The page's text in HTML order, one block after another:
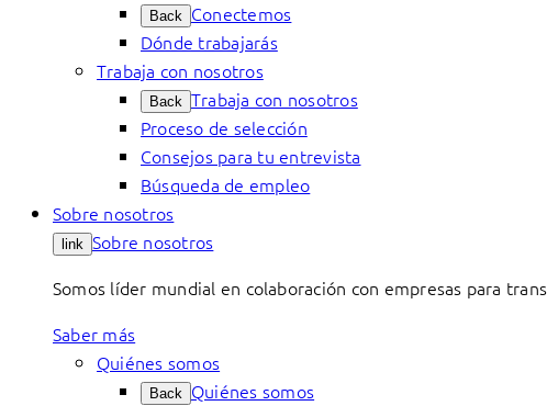
Back Conectemos
Dónde trabajarás
Trabaja con nosotros
Back Trabaja con nosotros
Proceso de selección
Consejos para tu entrevista
Búsqueda de empleo
Sobre nosotros
link Sobre nosotros
Somos líder mundial en colaboración con empresas para
Saber más
Quiénes somos
Back Quiénes somos